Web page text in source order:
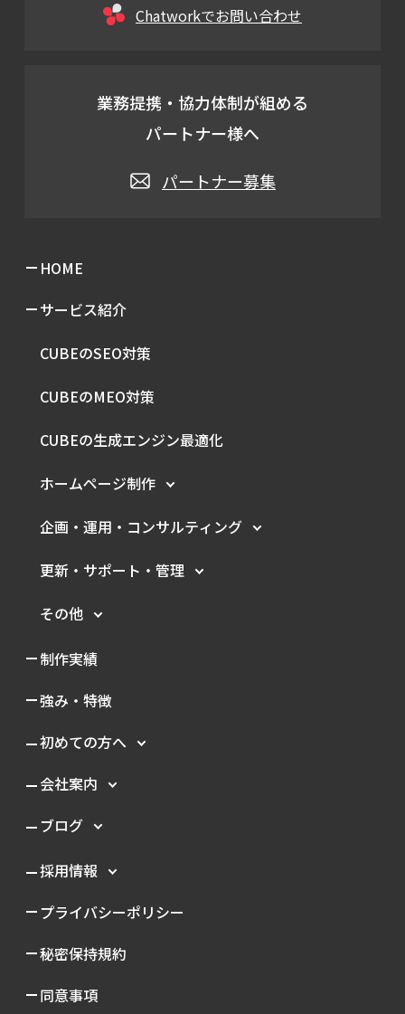
Chatworkでお問い合わせ
業務提携・協力体制が組める
パートナー様へ
パートナー募集
HOME
サービス紹介
CUBEのSEO対策
CUBEのMEO対策
CUBEの生成エンジン最適化
ホームページ制作
企画・運用・ コンサルティング
更新・サポート・管理
その他
制作実績
強み・特徴
初めての方へ
会社案内
ブログ
採用情報
プライバシーポリシー
秘密保持規約
同意事項